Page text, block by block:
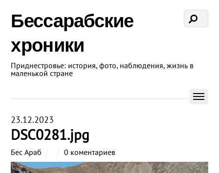
Бессарабские
хроники
Приднестровье: история, фото, наблюдения, жизнь в
маленькой стране
23.12.2023
DSC0281.jpg
Бес Араб 0 коментариев